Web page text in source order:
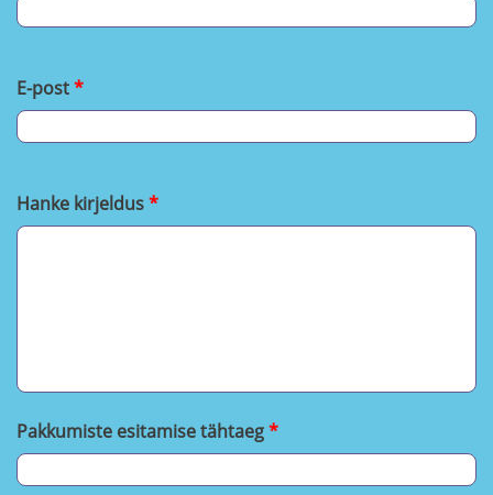
E-post
Hanke kirjeldus
Pakkumiste esitamise tähtaeg